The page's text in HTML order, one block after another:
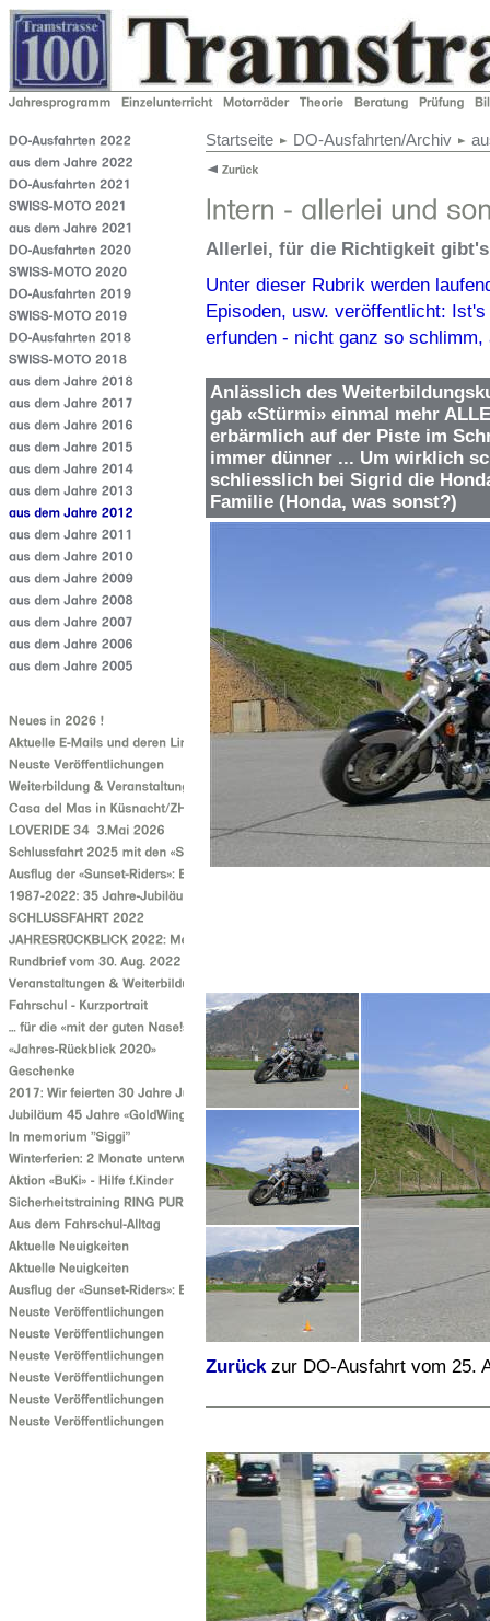
Startseite DO-Ausfahrten/Archiv
Allerlei, für die Richtigkeit
Unter dieser Rubrik werden
Episoden, usw. veröffentlicht:
erfunden - nicht ganz so
Anlässlich des
gab «Stürmi» einmal mehr
erbärmlich auf der Piste im
immer dünner ... Um wirklich
schliesslich bei Sigrid die
Familie (Honda, was sonst?)
Zurück zur DO-Ausfahrt vom 25.